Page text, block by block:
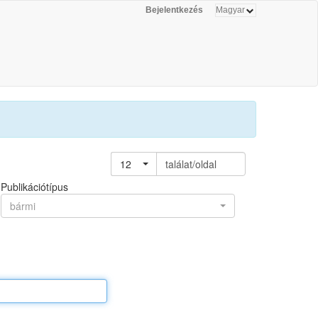
Bejelentkezés
12
találat/oldal
Publikációtípus
bármi